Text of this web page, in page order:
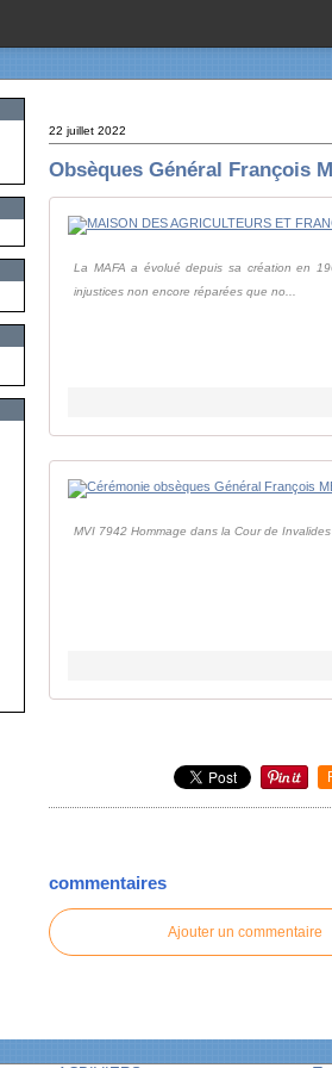
22 juillet 2022
Obsèques Général François
La MAFA a évolué depuis sa création en
injustices non encore réparées que no...
MVI 7942 Hommage dans la Cour de
commentaires
Ajouter un commentaire